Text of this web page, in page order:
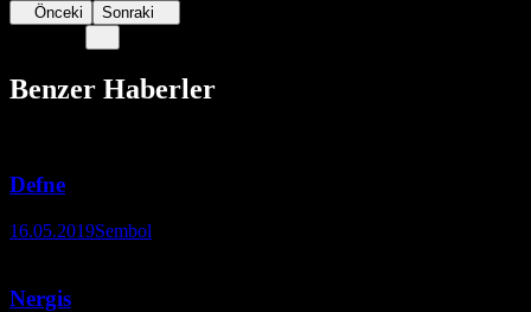
Önceki Sonraki
Benzer Haberler
Defne
16.05.2019Sembol
Nergis